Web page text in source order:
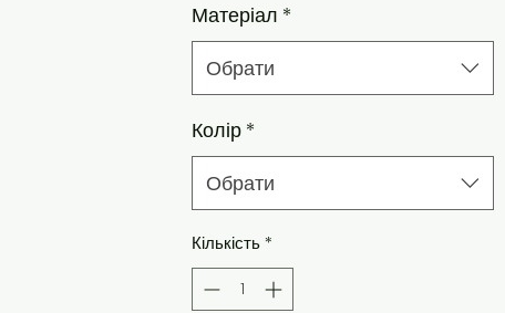
Матеріал *
Обрати
Колір *
Обрати
Кількість *